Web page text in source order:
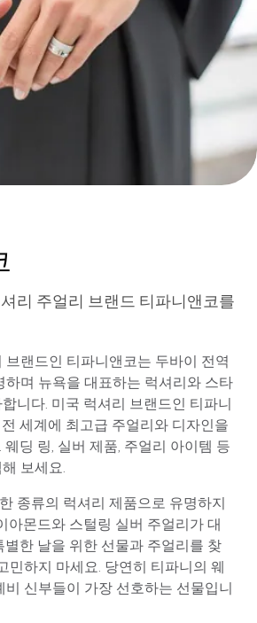
리 주얼리 브랜드 티파니앤코를
랜드인 티파니앤코는 두바이 전역
하며 뉴욕을 대표하는 럭셔리와 스타
니다. 미국 럭셔리 브랜드인 티파니
세계에 최고급 주얼리와 디자인을
딩 링, 실버 제품, 주얼리 아이템 등
보세요.
종류의 럭셔리 제품으로 유명하지
아몬드와 스털링 실버 주얼리가 대
한 날을 위한 선물과 주얼리를 찾
민하지 마세요. 당연히 티파니의 웨
신부들이 가장 선호하는 선물입니